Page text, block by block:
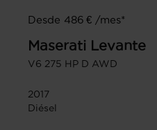
Desde 486 € /mes*
Maserati Levante
V6 275 HP D AWD
2017
Diésel